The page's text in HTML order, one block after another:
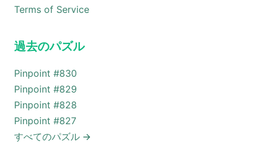
Terms of Service
過去のパズル
Pinpoint #830
Pinpoint #829
Pinpoint #828
Pinpoint #827
すべてのパズル →